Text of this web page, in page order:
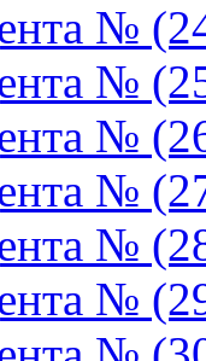
№
№
№
№
№
№